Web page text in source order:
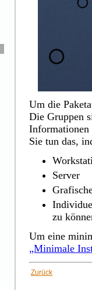
Um die
Die Gruppen
Sie tun das,
Server
zu
Um eine
„Minimale
Zurück